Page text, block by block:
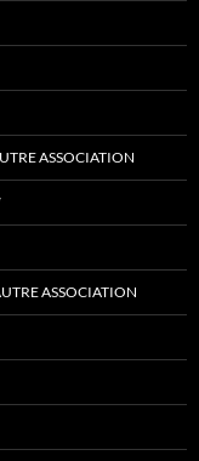
ASSOCIATION
ASSOCIATION